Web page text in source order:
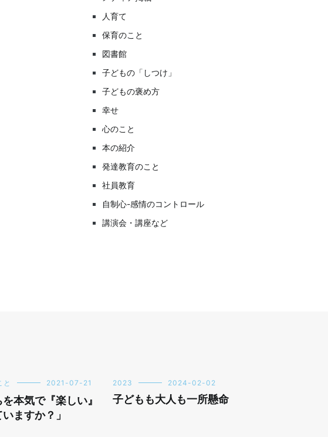
人育て
保育のこと
図書館
子どもの「しつけ」
子どもの褒め方
幸せ
心のこと
本の紹介
発達教育のこと
社員教育
自制心-感情のコントロール
講演会・講座など
と 2021-07-21
本気で『楽しい』
ますか？」
2023 2024-02-02
子どもも大人も一所懸命